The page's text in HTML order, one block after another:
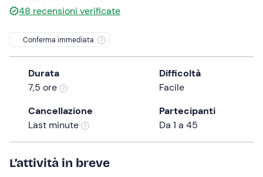
the
mark
key
keyboard
shortcuts
for
dates.
0 €
48 recensioni verificate
Conferma immediata
Durata
7,5 ore
Difficoltà
Facile
Cancellazione
Last minute
Partecipanti
Da 1 a 45
L’attività in breve